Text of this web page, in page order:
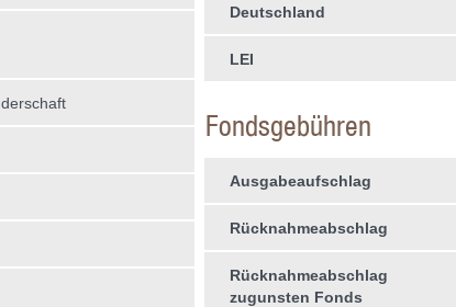
Deutschland
LEI
Fondsgebühren
Ausgabeaufschlag
Rücknahmeabschlag
Rücknahmeabschlag
zugunsten Fonds